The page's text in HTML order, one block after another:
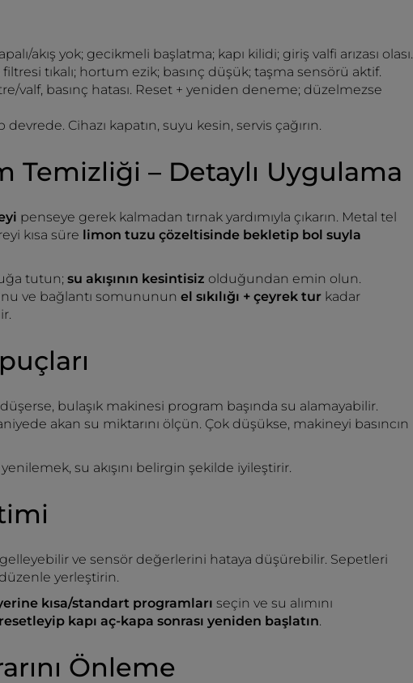
akış yok; gecikmeli başlatma; kapı kilidi; giriş valfi arızası olası.
filtresi tıkalı; hortum ezik; basınç düşük; taşma sensörü aktif.
valf, basınç hatası. Reset + yeniden deneme; düzelmezse
Cihazı kapatın, suyu kesin, servis çağırın.
Temizliği – Detaylı Uygulama
penseye gerek kalmadan tırnak yardımıyla çıkarın. Metal tel
kısa süre limon tuzu çözeltisinde bekletip bol suyla
tutun; su akışının kesintisiz olduğundan emin olun.
ve bağlantı somununun el sıkılığı + çeyrek tur kadar
düşerse, bulaşık makinesi program başında su alamayabilir.
akan su miktarını ölçün. Çok düşükse, makineyi basıncın
su akışını belirgin şekilde iyileştirir.
ve sensör değerlerini hataya düşürebilir. Sepetleri
yerleştirin.
kısa/standart programları seçin ve su alımını
resetleyip kapı aç-kapa sonrası yeniden başlatın.
Önleme